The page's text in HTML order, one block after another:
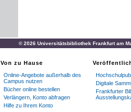
© 2026 Universitätsbibliothek Frankfurt am
Von zu Hause
Online-Angebote außerhalb des
Campus nutzen
Bücher online bestellen
Verlängern, Konto abfragen
Hilfe zu Ihrem Konto
Digitale
Frankfurter